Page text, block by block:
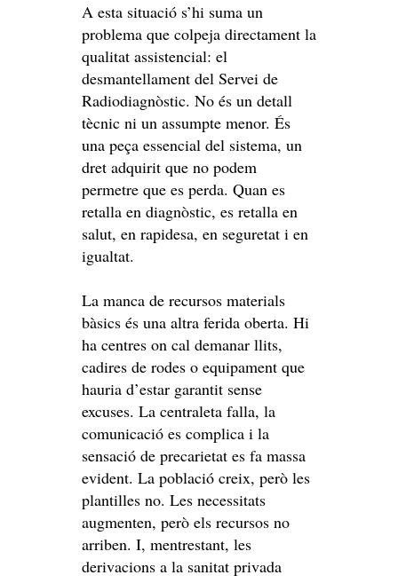
A esta situació s’hi suma un
problema que colpeja directament la
qualitat assistencial: el
desmantellament del Servei de
Radiodiagnòstic. No és un detall
tècnic ni un assumpte menor. És
una peça essencial del sistema, un
dret adquirit que no podem
permetre que es perda. Quan es
retalla en diagnòstic, es retalla en
salut, en rapidesa, en seguretat i en
igualtat.
La manca de recursos materials
bàsics és una altra ferida oberta. Hi
ha centres on cal demanar llits,
cadires de rodes o equipament que
hauria d’estar garantit sense
excuses. La centraleta falla, la
comunicació es complica i la
sensació de precarietat es fa massa
evident. La població creix, però les
plantilles no. Les necessitats
augmenten, però els recursos no
arriben. I, mentrestant, les
derivacions a la sanitat privada